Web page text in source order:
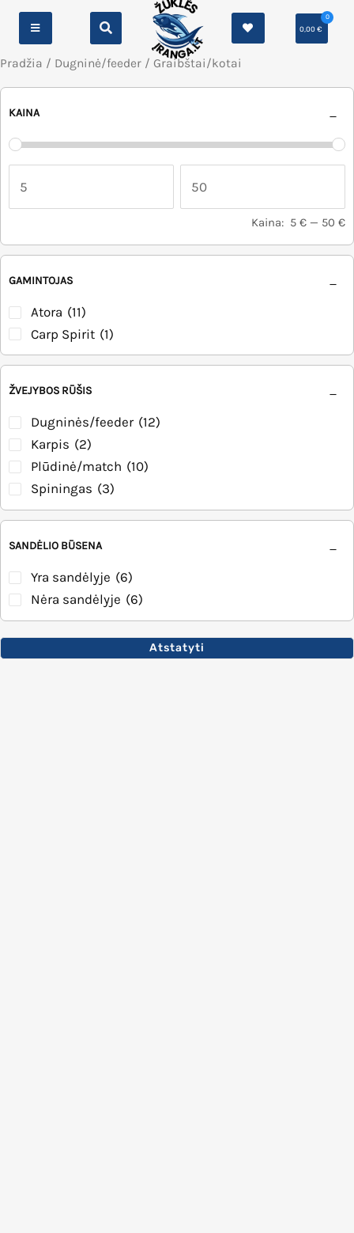
0,00€
0
Pradžia / Dugninė/feeder / Graibštai/kotai
KAINA
Kaina: 5 € — 50 €
GAMINTOJAS
Atora (11)
Carp Spirit (1)
ŽVEJYBOS RŪŠIS
Dugninės/feeder (12)
Karpis (2)
Plūdinė/match (10)
Spiningas (3)
SANDĖLIO BŪSENA
Yra sandėlyje (6)
Nėra sandėlyje (6)
Atstatyti